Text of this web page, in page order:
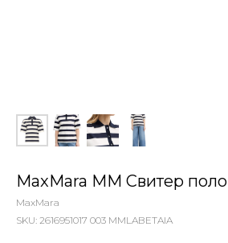
MaxMara MM Свитер поло
MaxMara
SKU: 2616951017 003 MMLABETAIA